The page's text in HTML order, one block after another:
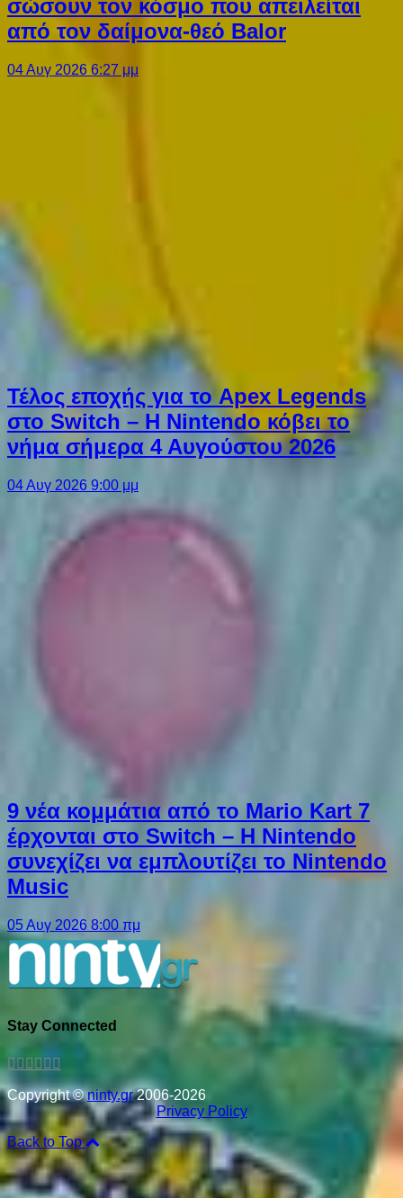
σώσουν τον κόσμο που απειλείται
από τον δαίμονα-θεό Balor
04 Αυγ 2026 6:27 μμ
Τέλος εποχής για το Apex Legends
στο Switch – Η Nintendo κόβει το
νήμα σήμερα 4 Αυγούστου 2026
04 Αυγ 2026 9:00 μμ
9 νέα κομμάτια από το Mario Kart 7
έρχονται στο Switch – Η Nintendo
συνεχίζει να εμπλουτίζει το Nintendo
Music
05 Αυγ 2026 8:00 πμ
Stay Connected
Copyright ©ninty.gr2006-2026
Privacy Policy
Back to Top